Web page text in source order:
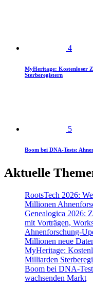
4
MyHeritage: Kostenloser
Sterberegistern
5
Boom bei DNA-Tests:
Aktuelle
RootsTech 2026:
Millionen
Genealogica 2026:
mit Vorträgen,
Ahnenforschung-
Millionen neue
MyHeritage:
Milliarden
Boom bei DNA-
wachsenden Markt